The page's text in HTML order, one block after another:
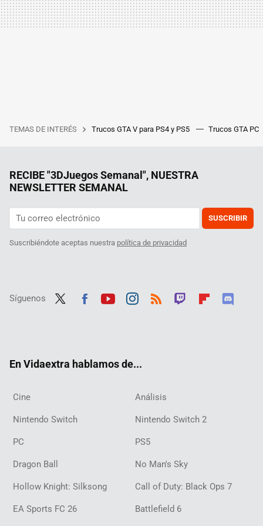
TEMAS DE INTERÉS Trucos GTA V para PS4 y PS5 Trucos GTA PC
RECIBE "3DJuegos Semanal", NUESTRA
NEWSLETTER SEMANAL
SUSCRIBIR
Suscribiéndote aceptas nuestra política de privacidad
Síguenos
En Vidaextra hablamos de...
Cine Análisis
Nintendo Switch Nintendo Switch 2
PC PS5
Dragon Ball No Man's Sky
Hollow Knight: Silksong Call of Duty: Black Ops 7
EA Sports FC 26 Battlefield 6